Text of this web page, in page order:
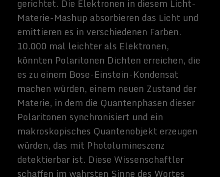
Neueste Beiträge
Die Zukunft der digitalen
Identität: Warum sie für uns alle
wichtig ist
Kristallklare Umzugsdienste in
Berlin
Die Zukunft in deiner Tasche: Wie
Smart Gadgets den Alltag
revolutionieren
Buchvorstellung: Der KI-Kodex
Verschwörung im Silizium
SpaceX Boca Chica – Raumschiff
SN8 zeigt seine Flügel.
Related Images: